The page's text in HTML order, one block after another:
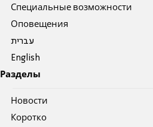
Специальные возможности
Оповещения
עברית
English
Разделы
Новости
Коротко